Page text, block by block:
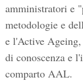
amministratori e
metodologie e
e l'Active
di conoscenza e
comparto AAL.